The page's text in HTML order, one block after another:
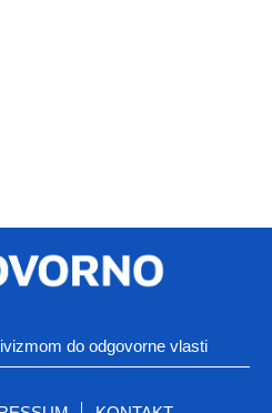
do odgovorne vlasti